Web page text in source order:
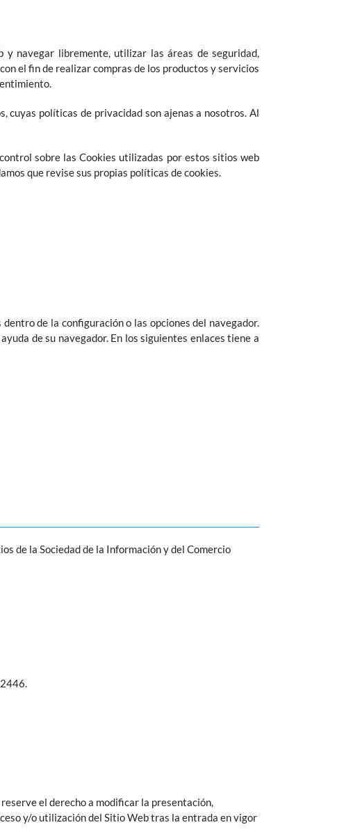
navegar libremente, utilizar las áreas de seguridad,
el fin de realizar compras de los productos y servicios
cuyas políticas de privacidad son ajenas a nosotros. Al
sobre las Cookies utilizadas por estos sitios web
que revise sus propias políticas de cookies.
de la configuración o las opciones del navegador.
de su navegador. En los siguientes enlaces tiene a
de la Sociedad de la Información y del Comercio
el derecho a modificar la presentación,
y/o utilización del Sitio Web tras la entrada en vigor